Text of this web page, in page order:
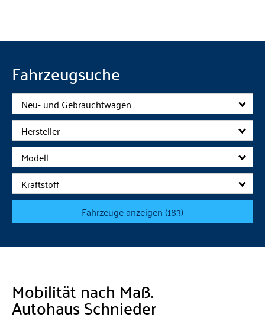
Mobilität nach Maß.
Autohaus Schnieder
Fahrzeugsuche
Neu- und Gebrauchtwagen
Hersteller
Modell
Kraftstoff
Fahrzeuge anzeigen(183)